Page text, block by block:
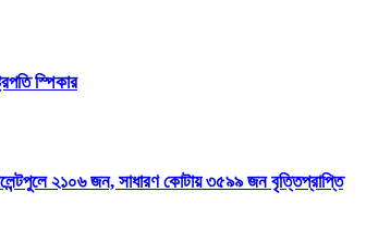
স্পিকার
২১০৬ জন, সাধারণ কোটায় ৩৫৯৯ জন বৃত্তিপ্রাপ্তি